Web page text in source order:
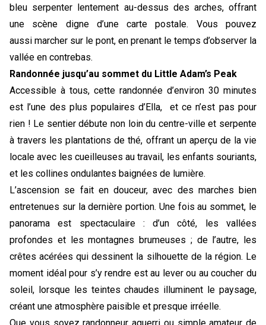
bleu serpenter lentement au-dessus des arches, offrant
une scène digne d’une carte postale. Vous pouvez
aussi marcher sur le pont, en prenant le temps d’observer la
vallée en contrebas.
Randonnée jusqu’au sommet du Little Adam’s Peak
Accessible à tous, cette randonnée d’environ 30 minutes
est l’une des plus populaires d’Ella,  et ce n’est pas pour
rien ! Le sentier débute non loin du centre-ville et serpente
à travers les plantations de thé, offrant un aperçu de la vie
locale avec les cueilleuses au travail, les enfants souriants,
et les collines ondulantes baignées de lumière.
L’ascension se fait en douceur, avec des marches bien
entretenues sur la dernière portion. Une fois au sommet, le
panorama est spectaculaire : d’un côté, les vallées
profondes et les montagnes brumeuses ; de l’autre, les
crêtes acérées qui dessinent la silhouette de la région. Le
moment idéal pour s’y rendre est au lever ou au coucher du
soleil, lorsque les teintes chaudes illuminent le paysage,
créant une atmosphère paisible et presque irréelle.